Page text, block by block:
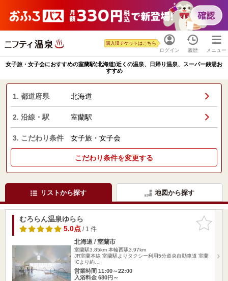
ログイン
購入済チケットはこちら
履歴 メニュー
女子旅・女子会におすすめの室蘭駅(北海道)近くの温泉、日帰り温泉、スーパー銭湯お
すすめ
1. 都道府県 北海道
2. 沿線・駅 室蘭駅
3. こだわり条件 女子旅・女子会
こだわり条件を変更する
リストから探す 地図から探す
お気に入
りに追加
むろらん温泉ゆらら
5.0点/ 1 件
北海道 / 室蘭市
室蘭駅3.85km 本輪西駅3.97km
JR室蘭本線 室蘭駅よりタクシー利用5分道央自動車道 室蘭
ICより約…
営業時間 11:00～22:00
入浴料金 680円～